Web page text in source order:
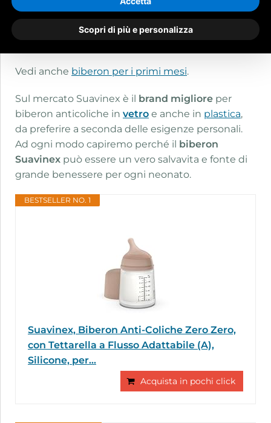
Scopri di più e personalizza
bambini con un’etàcompresa da 0 a 6 mesi, il
periodo durante il quale le coliche si fanno
maggiormente sentire.
Vedi anche biberon per i primi mesi.
Sul mercato Suavinex è il brand migliore per
biberon anticoliche in vetro e anche in plastica,
da preferire a seconda delle esigenze personali.
Ad ogni modo capiremo perché il biberon
Suavinex può essere un vero salvavita e fonte di
grande benessere per ogni neonato.
BESTSELLER NO. 1
Suavinex, Biberon Anti-Coliche Zero Zero,
con Tettarella a Flusso Adattabile (A),
Silicone, per...
Acquista in pochi click